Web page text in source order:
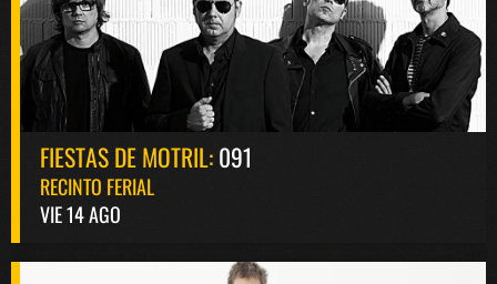
FIESTAS DE MOTRIL:091
RECINTO FERIAL
VIE 14 AGO